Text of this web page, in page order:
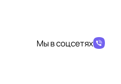
Мы в соцсетях